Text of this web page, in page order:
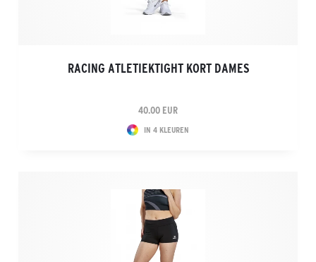
RACING ATLETIEKTIGHT KORT DAMES
40.00 EUR
IN 4 KLEUREN